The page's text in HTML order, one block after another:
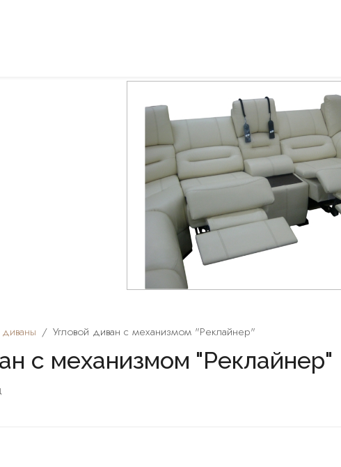
Угловой диван с механизмом "Реклайнер"
с механизмом "Реклайнер"